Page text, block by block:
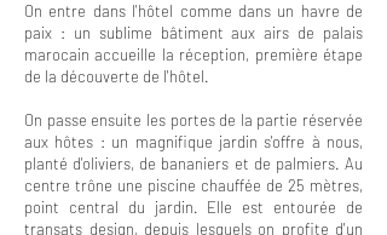
On entre dans l'hôtel comme dans un havre de
paix : un sublime bâtiment aux airs de palais
marocain accueille la réception, première étape
de la découverte de l'hôtel.
On passe ensuite les portes de la partie réservée
aux hôtes : un magnifique jardin s'offre à nous,
planté d'oliviers, de bananiers et de palmiers. Au
centre trône une piscine chauffée de 25 mètres,
point central du jardin. Elle est entourée de
transats design, depuis lesquels on profite d'un